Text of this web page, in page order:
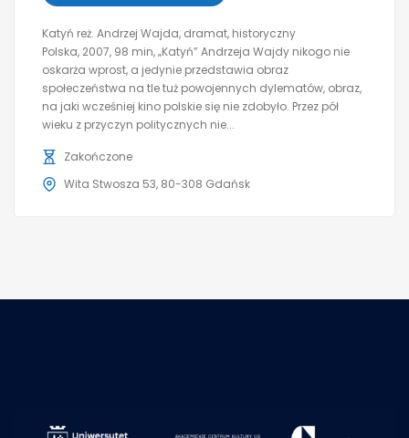
Katyń reż. Andrzej Wajda, dramat, historyczny
Polska, 2007, 98 min, „Katyń” Andrzeja Wajdy nikogo nie
oskarża wprost, a jedynie przedstawia obraz
społeczeństwa na tle tuż powojennych dylematów, obraz,
na jaki wcześniej kino polskie się nie zdobyło. Przez pół
wieku z przyczyn politycznych nie...
Zakończone
Wita Stwosza 53, 80-308 Gdańsk